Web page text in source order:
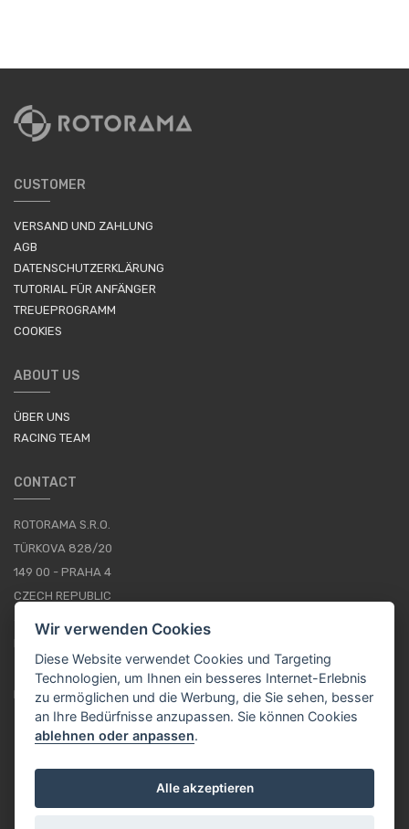
CUSTOMER
VERSAND UND ZAHLUNG
AGB
DATENSCHUTZERKLÄRUNG
TUTORIAL FÜR ANFÄNGER
TREUEPROGRAMM
COOKIES
ABOUT US
ÜBER UNS
RACING TEAM
CONTACT
ROTORAMA S.R.O.
TÜRKOVA 828/20
149 00 - PRAHA 4
CZECH REPUBLIC
+420 252 252 098
IMPRESSUM
Wir verwenden Cookies
Diese Website verwendet Cookies und Targeting
Technologien, um Ihnen ein besseres Internet-Erlebnis
zu ermöglichen und die Werbung, die Sie sehen, besser
an Ihre Bedürfnisse anzupassen. Sie können Cookies
ablehnen oder anpassen.
Alle akzeptieren